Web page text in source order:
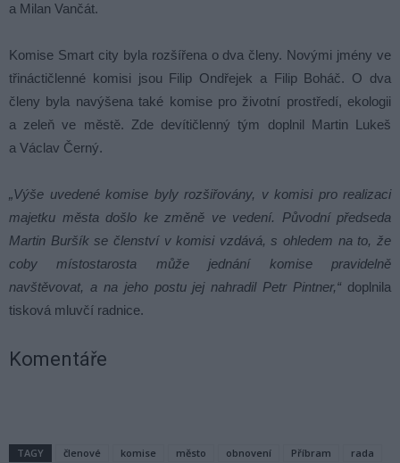
a Milan Vančát.
Komise Smart city byla rozšířena o dva členy. Novými jmény ve
třináctičlenné komisi jsou Filip Ondřejek a Filip Boháč. O dva
členy byla navýšena také komise pro životní prostředí, ekologii
a zeleň ve městě. Zde devítičlenný tým doplnil Martin Lukeš
a Václav Černý.
„Výše uvedené komise byly rozšiřovány, v komisi pro realizaci
majetku města došlo ke změně ve vedení. Původní předseda
Martin Buršík se členství v komisi vzdává, s ohledem na to, že
coby místostarosta může jednání komise pravidelně
navštěvovat, a na jeho postu jej nahradil Petr Pintner,“ doplnila
tisková mluvčí radnice.
Komentáře
TAGY členové komise město obnovení Příbram
rada